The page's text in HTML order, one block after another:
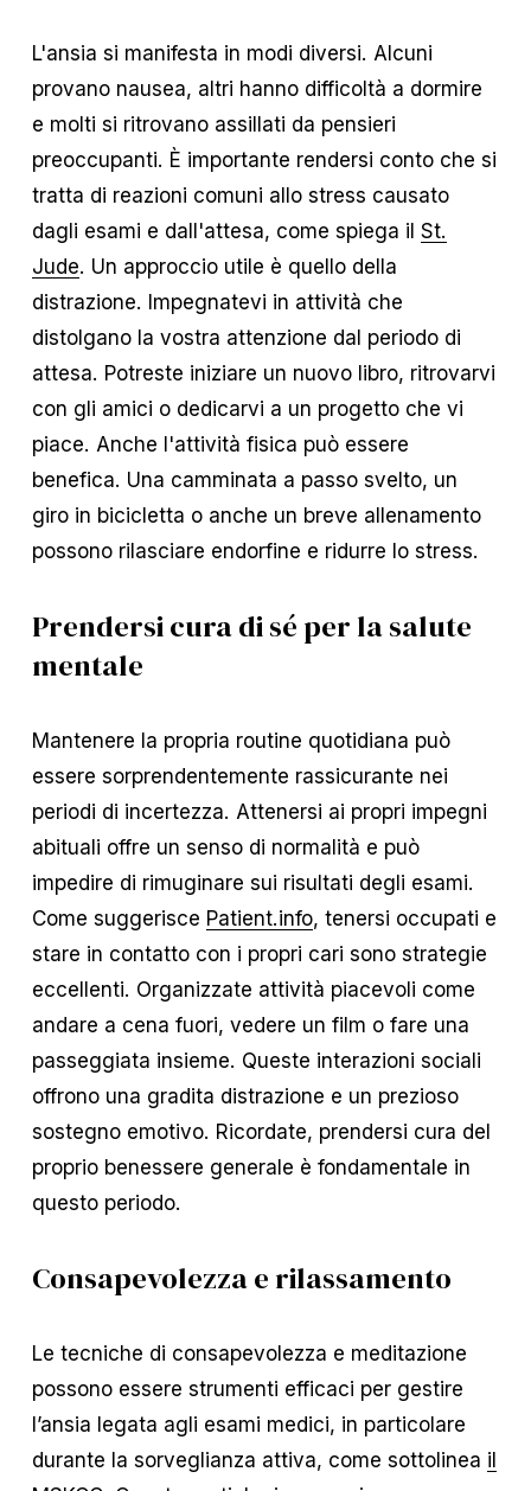
L'ansia si manifesta in modi diversi. Alcuni
provano nausea, altri hanno difficoltà a dormire
e molti si ritrovano assillati da pensieri
preoccupanti. È importante rendersi conto che si
tratta di reazioni comuni allo stress causato
dagli esami e dall'attesa, come spiega il St.
Jude. Un approccio utile è quello della
distrazione. Impegnatevi in attività che
distolgano la vostra attenzione dal periodo di
attesa. Potreste iniziare un nuovo libro, ritrovarvi
con gli amici o dedicarvi a un progetto che vi
piace. Anche l'attività fisica può essere
benefica. Una camminata a passo svelto, un
giro in bicicletta o anche un breve allenamento
possono rilasciare endorfine e ridurre lo stress.
Prendersi cura di sé per la salute
mentale
Mantenere la propria routine quotidiana può
essere sorprendentemente rassicurante nei
periodi di incertezza. Attenersi ai propri impegni
abituali offre un senso di normalità e può
impedire di rimuginare sui risultati degli esami.
Come suggerisce Patient.info, tenersi occupati e
stare in contatto con i propri cari sono strategie
eccellenti. Organizzate attività piacevoli come
andare a cena fuori, vedere un film o fare una
passeggiata insieme. Queste interazioni sociali
offrono una gradita distrazione e un prezioso
sostegno emotivo. Ricordate, prendersi cura del
proprio benessere generale è fondamentale in
questo periodo.
Consapevolezza e rilassamento
Le tecniche di consapevolezza e meditazione
possono essere strumenti efficaci per gestire
l’ansia legata agli esami medici, in particolare
durante la sorveglianza attiva, come sottolinea il